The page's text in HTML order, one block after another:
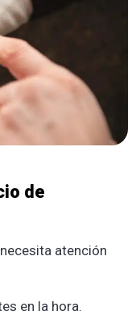
de
atención
en la hora.